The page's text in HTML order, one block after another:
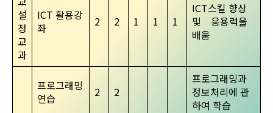
설
정
교
과
ICT 활용강
좌
2 2 1 1 1
ICT스킬 향상
및 응용력을
배움
프로그래밍
연습
2 2
프로그래밍과
정보처리에 관
하여 학습